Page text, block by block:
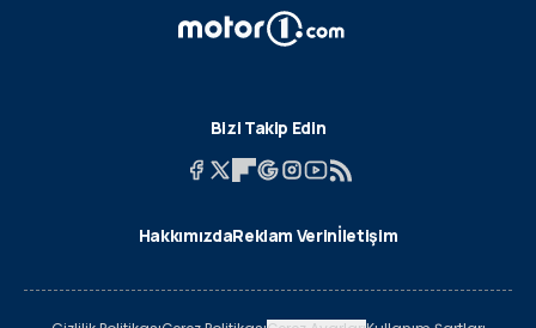
Bizi Takip Edin
HakkımızdaReklam Verinİletişim